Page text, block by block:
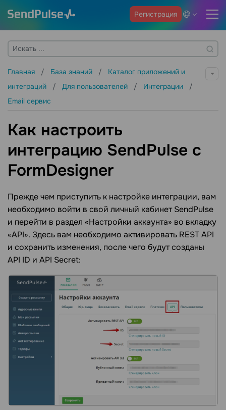
Регистрация
Главная База знаний
Каталог приложений и
интеграций
Для пользователей
Интеграции
Email сервис
Как настроить
интеграцию SendPulse с
FormDesigner
Прежде чем приступить к настройке интеграции, вам
необходимо войти в свой личный кабинет SendPulse
и перейти в раздел «Настройки аккаунта» во вкладку
«API». Здесь вам необходимо активировать REST API
и сохранить изменения, после чего будут созданы
API ID и API Secret: